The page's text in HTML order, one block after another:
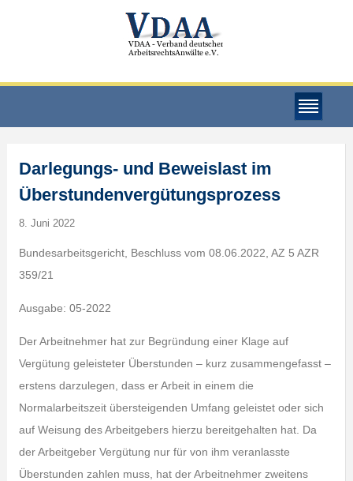
Darlegungs- und Beweislast im
Überstundenvergütungsprozess
8. Juni 2022
Bundesarbeitsgericht, Beschluss vom 08.06.2022, AZ 5 AZR
359/21
Ausgabe: 05-2022
Der Arbeitnehmer hat zur Begründung einer Klage auf
Vergütung geleisteter Überstunden – kurz zusammengefasst –
erstens darzulegen, dass er Arbeit in einem die
Normalarbeitszeit übersteigenden Umfang geleistet oder sich
auf Weisung des Arbeitgebers hierzu bereitgehalten hat. Da
der Arbeitgeber Vergütung nur für von ihm veranlasste
Überstunden zahlen muss, hat der Arbeitnehmer zweitens